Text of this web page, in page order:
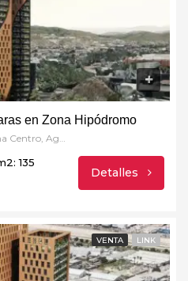
en Zona Hipódromo
135
Detalles
VENTA LINK